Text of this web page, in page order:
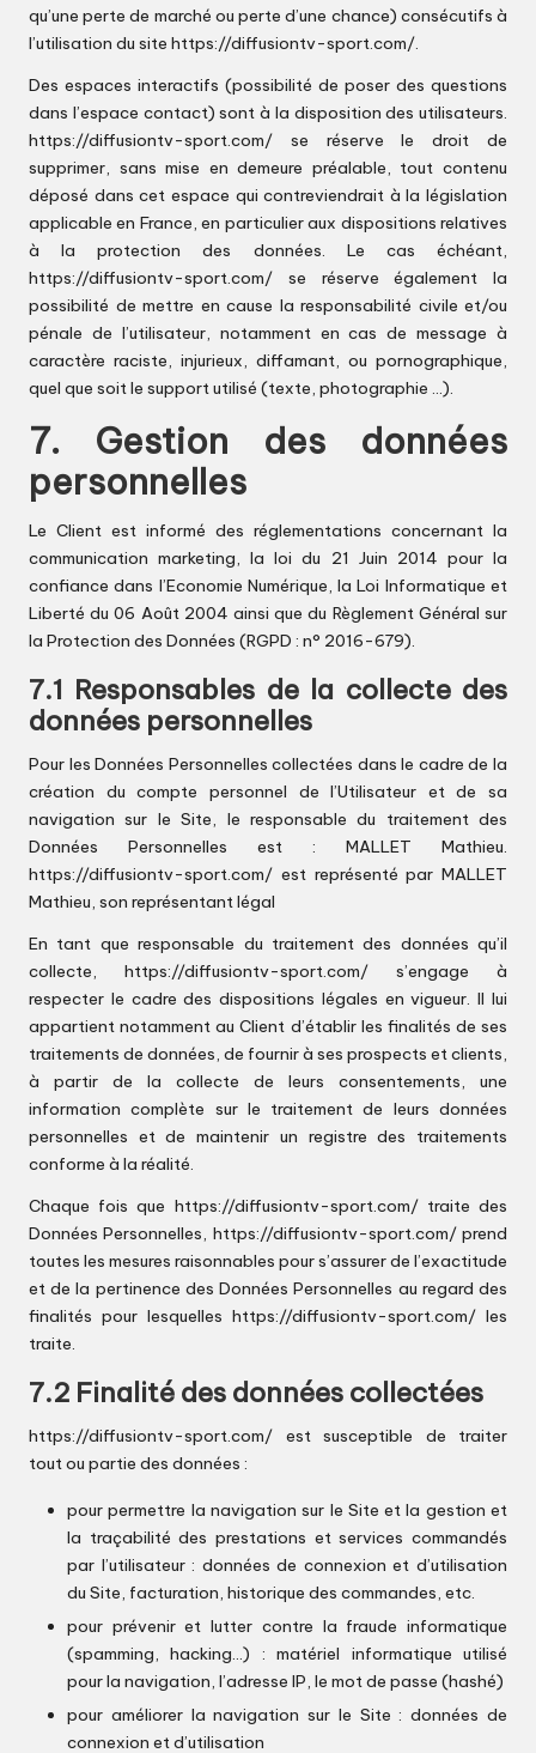
qu’une perte de marché ou perte d’une chance) consécutifs à
l’utilisation du site https://diffusiontv-sport.com/.
Des espaces interactifs (possibilité de poser des questions
dans l’espace contact) sont à la disposition des utilisateurs.
https://diffusiontv-sport.com/ se réserve le droit de
supprimer, sans mise en demeure préalable, tout contenu
déposé dans cet espace qui contreviendrait à la législation
applicable en France, en particulier aux dispositions relatives
à la protection des données. Le cas échéant,
https://diffusiontv-sport.com/ se réserve également la
possibilité de mettre en cause la responsabilité civile et/ou
pénale de l’utilisateur, notamment en cas de message à
caractère raciste, injurieux, diffamant, ou pornographique,
quel que soit le support utilisé (texte, photographie …).
7. Gestion des données
personnelles
Le Client est informé des réglementations concernant la
communication marketing, la loi du 21 Juin 2014 pour la
confiance dans l’Economie Numérique, la Loi Informatique et
Liberté du 06 Août 2004 ainsi que du Règlement Général sur
la Protection des Données (RGPD : n° 2016-679).
7.1 Responsables de la collecte des
données personnelles
Pour les Données Personnelles collectées dans le cadre de la
création du compte personnel de l’Utilisateur et de sa
navigation sur le Site, le responsable du traitement des
Données Personnelles est : MALLET Mathieu.
https://diffusiontv-sport.com/ est représenté par MALLET
Mathieu, son représentant légal
En tant que responsable du traitement des données qu’il
collecte, https://diffusiontv-sport.com/ s’engage à
respecter le cadre des dispositions légales en vigueur. Il lui
appartient notamment au Client d’établir les finalités de ses
traitements de données, de fournir à ses prospects et clients,
à partir de la collecte de leurs consentements, une
information complète sur le traitement de leurs données
personnelles et de maintenir un registre des traitements
conforme à la réalité.
Chaque fois que https://diffusiontv-sport.com/traite des
Données Personnelles, https://diffusiontv-sport.com/prend
toutes les mesures raisonnables pour s’assurer de l’exactitude
et de la pertinence des Données Personnelles au regard des
finalités pour lesquelles https://diffusiontv-sport.com/ les
traite.
7.2 Finalité des données collectées
https://diffusiontv-sport.com/ est susceptible de traiter
tout ou partie des données :
pour permettre la navigation sur le Site et la gestion et
la traçabilité des prestations et services commandés
par l’utilisateur : données de connexion et d’utilisation
du Site, facturation, historique des commandes, etc.
pour prévenir et lutter contre la fraude informatique
(spamming, hacking…) : matériel informatique utilisé
pour la navigation, l’adresse IP, le mot de passe (hashé)
pour améliorer la navigation sur le Site : données de
connexion et d’utilisation